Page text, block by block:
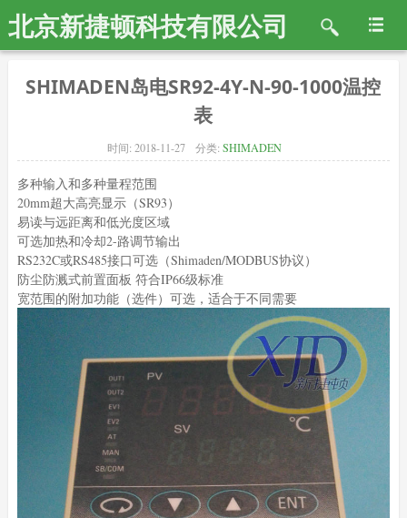
北京新捷顿科技有限公司
SHIMADEN岛电SR92-4Y-N-90-1000温控
表
时间:2018-11-27 分类:SHIMADEN
多种输入和多种量程范围
20mm超大高亮显示（SR93）
易读与远距离和低光度区域
可选加热和冷却2-路调节输出
RS232C或RS485接口可选（Shimaden/MODBUS协议）
防尘防溅式前置面板 符合IP66级标准
宽范围的附加功能（选件）可选，适合于不同需要